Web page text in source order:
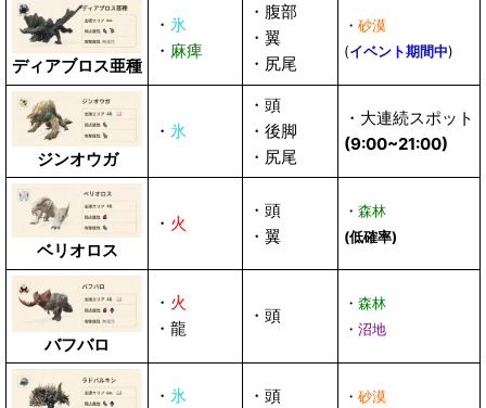
ディアブロス亜種
・ 氷
・ 麻痺
・腹部
・翼
・尻尾
・ 砂漠
(イベント期間中)
ジンオウガ
・ 氷
・頭
・後脚
・尻尾
・大連続スポット
(9:00~21:00)
ベリオロス
・ 火
・頭
・翼
・ 森林
(低確率)
バフバロ
・ 火
・龍
・頭
・ 森林
・ 沼地
・ 氷
・頭
・ 砂漠